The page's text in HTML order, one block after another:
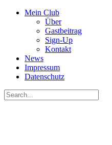
Mein Club
Über
Gastbeitrag
Sign-Up
Kontakt
News
Impressum
Datenschutz